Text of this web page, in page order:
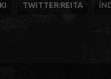
TWITTER:REITA